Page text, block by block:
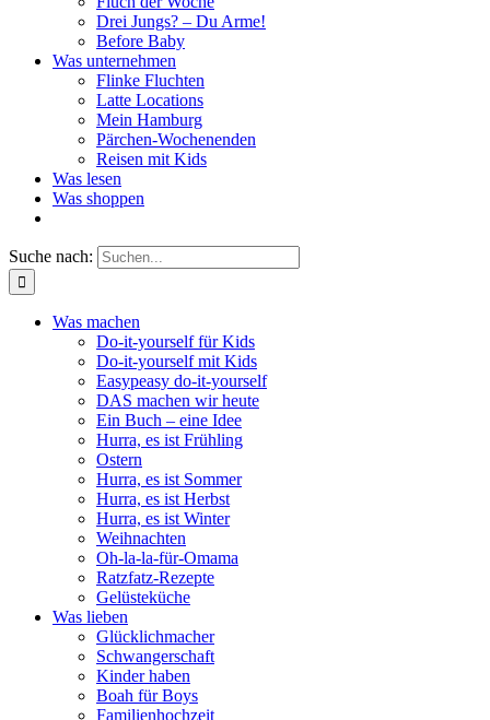
Drei Jungs? – Du Arme!
Before Baby
Was unternehmen
Flinke Fluchten
Latte Locations
Mein Hamburg
Pärchen-Wochenenden
Reisen mit Kids
Was lesen
Was shoppen
Suche nach:
Was machen
Do-it-yourself für Kids
Do-it-yourself mit Kids
Easypeasy do-it-yourself
DAS machen wir heute
Ein Buch – eine Idee
Hurra, es ist Frühling
Ostern
Hurra, es ist Sommer
Hurra, es ist Herbst
Hurra, es ist Winter
Weihnachten
Oh-la-la-für-Omama
Ratzfatz-Rezepte
Gelüsteküche
Was lieben
Glücklichmacher
Schwangerschaft
Kinder haben
Boah für Boys
Familienhochzeit